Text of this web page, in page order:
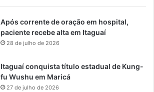
Após corrente de oração em hospital,
paciente recebe alta em Itaguaí
28 de julho de 2026
Itaguaí conquista título estadual de Kung-
fu Wushu em Maricá
27 de julho de 2026